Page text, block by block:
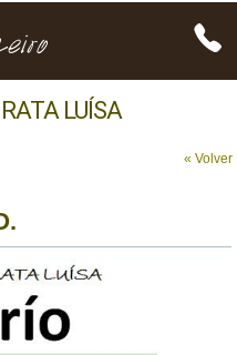
LUÍSA
« Volver